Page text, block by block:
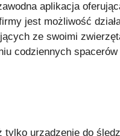
aplikacja
jest możliwość
ze swoimi
codziennych
tylko urządzenie do